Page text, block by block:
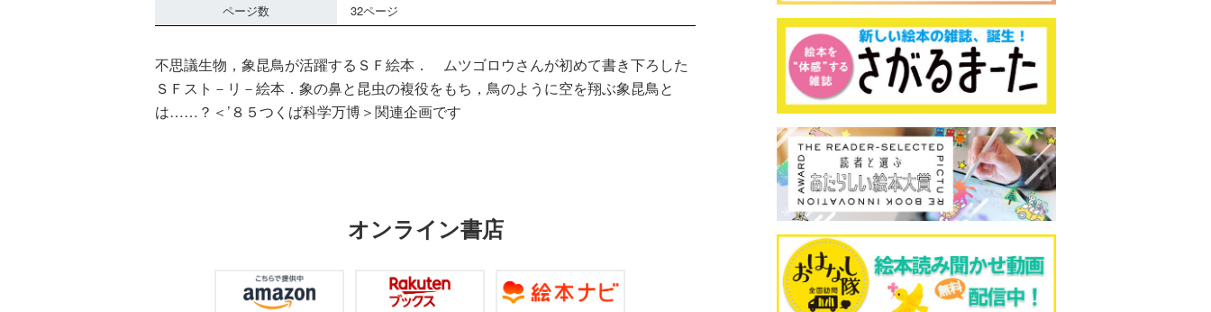
ページ数
32ページ
不思議生物，象昆鳥が活躍するＳＦ絵本． ムツゴロウさんが初めて書き下ろした
ＳＦスト－リ－絵本．象の鼻と昆虫の複役をもち，鳥のように空を翔ぶ象昆鳥と
は……？＜’８５つくば科学万博＞関連企画です
オンライン書店